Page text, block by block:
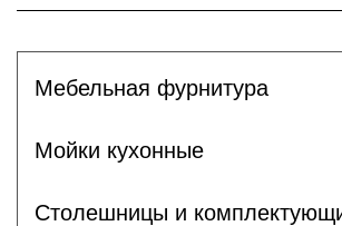
Мебельная фурнитура
Мойки кухонные
Столешницы и